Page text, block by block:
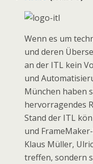
Wenn es um
und deren
an der ITL kein
und
München haben
hervorragendes
Stand der ITL
und
Klaus Müller,
treffen, sondern